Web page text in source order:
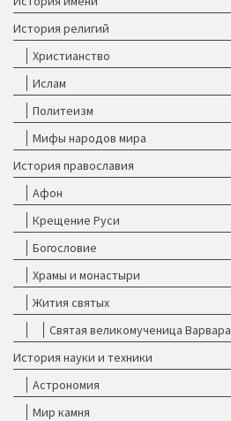
История религий
Христианство
Ислам
Политеизм
Мифы народов мира
История православия
Афон
Крещение Руси
Богословие
Храмы и монастыри
Жития святых
Святая великомученица Варвара
История науки и техники
Астрономия
Мир камня